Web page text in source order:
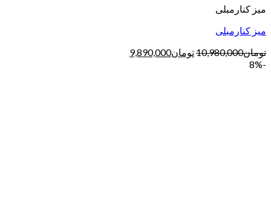
میز کنارمبلی
میز کنارمبلی
تومان10,980,000تومان9,890,000
-8%